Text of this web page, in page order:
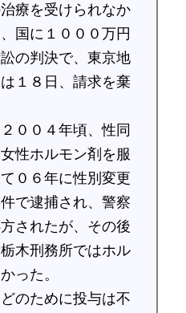
療を受けられなか
国に１０００万円
の判決で、東京地
１８日、請求を棄
００４年頃、性同
性ホルモン剤を服
０６年に性別変更
で逮捕され、警察
されたが、その後
木刑務所ではホル
った。
のために投与は不